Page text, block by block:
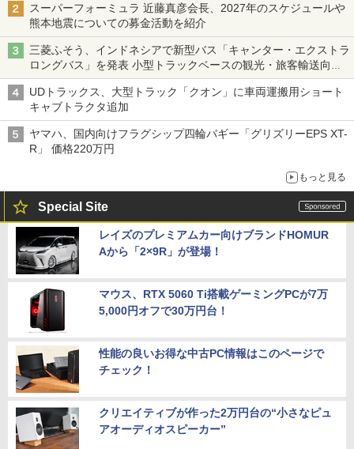
スーパーフォーミュラ 近藤真彦会長、2027年のスケジュールや
熊本地震についての募金活動を紹介
三菱ふそう、インドネシアで新型バス「キャンター・エクストラ
ロングバス」を発表 小型トラックベースの観光・旅客輸送向け
バス
UDトラックス、大型トラック「クオン」に車両運搬用ショート
キャブトラクタ追加
ヤマハ、国内向けフラグシップ四輪バギー「グリズリーEPS XT-
R」 価格220万円
もっと見る
Special Site
レイズのプレミアムカー向けブランドHOMUR
Aから「2×9R」が登場！
マウス、RTX 5060 Ti搭載ゲーミングPCが7万
5,000円オフで30万円台！
性能の良いお得な中古PC情報はこのページで
チェック！
クリエイティブが作った2万円台の“小さなピュ
アオーディオスピーカー”